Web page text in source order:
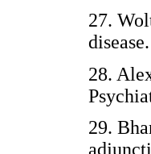
27.
28.
29.